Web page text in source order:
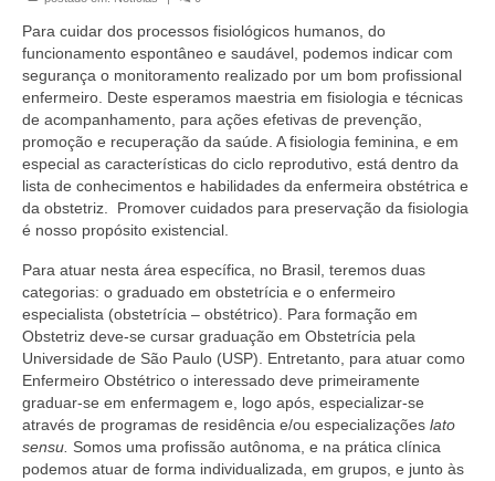
Conselheiros e Diretoria
Câmaras Técnicas
Carta de Serviços ao Cidadão
Governança
Transparência e Prestação de Contas
Eleições
Eleições Triênio 2027-2029
Eleições 2023
Eleições Anteriores
Agenda do presidente
Para cuidar dos processos fisiológicos humanos, do
funcionamento espontâneo e saudável, podemos indicar com
segurança o monitoramento realizado por um bom profissional
enfermeiro. Deste esperamos maestria em fisiologia e técnicas
de acompanhamento, para ações efetivas de prevenção,
promoção e recuperação da saúde. A fisiologia feminina, e em
especial as características do ciclo reprodutivo, está dentro da
lista de conhecimentos e habilidades da enfermeira obstétrica e
da obstetriz. Promover cuidados para preservação da fisiologia
é nosso propósito existencial.
Para atuar nesta área específica, no Brasil, teremos duas
categorias: o graduado em obstetrícia e o enfermeiro
especialista (obstetrícia – obstétrico). Para formação em
Obstetriz deve-se cursar graduação em Obstetrícia pela
Universidade de São Paulo (USP). Entretanto, para atuar como
Enfermeiro Obstétrico o interessado deve primeiramente
graduar-se em enfermagem e, logo após, especializar-se
através de programas de residência e/ou especializações lato
sensu. Somos uma profissão autônoma, e na prática clínica
podemos atuar de forma individualizada, em grupos, e junto às